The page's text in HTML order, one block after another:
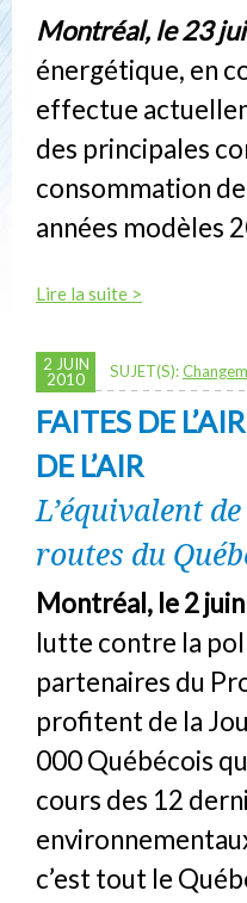
Montréal, le 23
énergétique, en
effectue
des principales
consommation
années modèles
Lire la suite >
2 JUIN
2010
SUJET(S):
FAITES DE
DE L’AIR
L’équivalent
routes du
Montréal, le 2
lutte contre la
partenaires du
profitent de la
000 Québécois
cours des 12
c’est tout le